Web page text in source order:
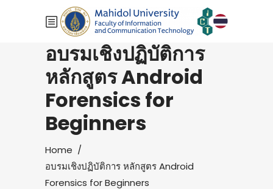
อบรมเชิงปฏิบัติการ
หลักสูตร Android
Forensics for
Beginners
Home /
อบรมเชิงปฏิบัติการ หลักสูตร Android
Forensics for Beginners